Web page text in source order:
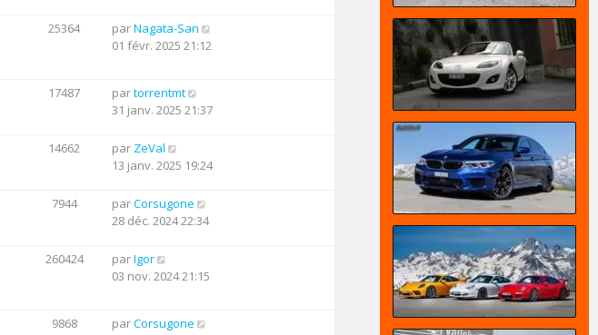
25364 parNagata-San
01 févr. 2025 21:12
17487 partorrentmt
31 janv. 2025 21:37
14662 par ZeVal
13 janv. 2025 19:24
7944 parCorsugone
28 déc. 2024 22:34
260424 parIgor
03 nov. 2024 21:15
9868 parCorsugone